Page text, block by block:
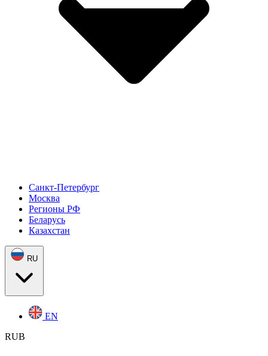
Санкт-Петербург
Москва
Регионы РФ
Беларусь
Казахстан
RU
EN
RUB